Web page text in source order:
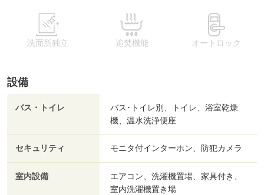
洗面所独立 追焚機能 オートロック
設備
バス・トイレ
バス･トイレ別、トイレ、浴室乾燥
機、温水洗浄便座
セキュリティ モニタ付インターホン、防犯カメラ
室内設備
エアコン、洗濯機置場、家具付き、
室内洗濯機置き場